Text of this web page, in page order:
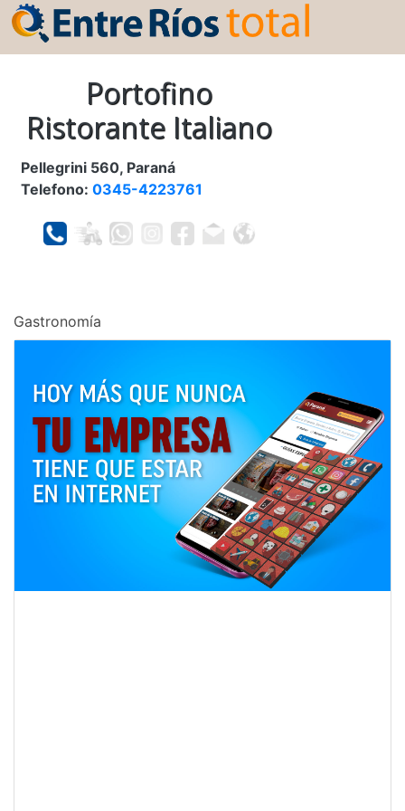
Portofino
Ristorante Italiano
Pellegrini 560, Paraná
Telefono: 0345-4223761
Gastronomía